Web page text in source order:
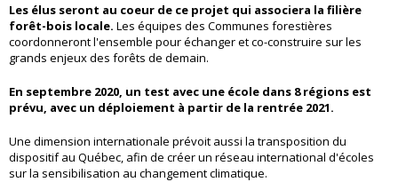
Les élus seront au coeur de ce projet qui associera la filière
forêt-bois locale. Les équipes des Communes forestières
coordonneront l'ensemble pour échanger et co-construire sur les
grands enjeux des forêts de demain.
En septembre 2020, un test avec une école dans 8 régions est
prévu, avec un déploiement à partir de la rentrée 2021.
Une dimension internationale prévoit aussi la transposition du
dispositif au Québec, afin de créer un réseau international d'écoles
sur la sensibilisation au changement climatique.